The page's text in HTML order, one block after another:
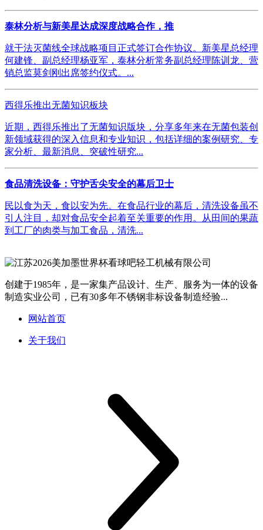
泰林分析与新美星达成深度战略合作，推
就干法灭菌线全球战略项目正式签订合作协议。新美星总经理
何建锋、副总经理杨亚军，泰林分析常务副总经理陈训龙、营
销总监莫剑刚出席签约仪式。...
西得乐推出无菌知识板块
近期，西得乐推出了无菌知识版块，分享多年来在无菌包装创
新领域获得的深入信息和专业知识，包括详细的案例研究、专
家分析、最新消息、突破性研究...
食品清洗设备：守护舌尖安全的幕后卫士
民以食为天，食以安为先。在食品行业的幕后，清洗设备虽不
引人注目，却对食品安全起着至关重要的作用。从田间的果蔬
到工厂的肉类与加工食品，清洗...
创建于1985年，是一家集产品设计、生产、服务为一体的设备
制造实业公司，已有30多年不锈钢非标设备制造经验...
网站首页
关于我们